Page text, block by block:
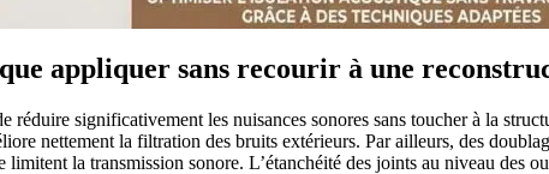
appliquer sans recourir à une
réduire significativement les nuisances sonores sans toucher à la
nettement la filtration des bruits extérieurs. Par ailleurs, des
limitent la transmission sonore. L’étanchéité des joints au niveau des